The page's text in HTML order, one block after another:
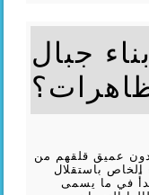
جبال
عميق قلقهم من
الخاص باستقلال
في ما يسمى